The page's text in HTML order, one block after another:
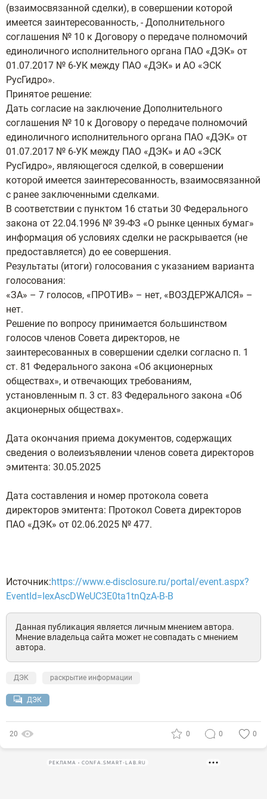
(взаимосвязанной сделки), в совершении которой
имеется заинтересованность, - Дополнительного
соглашения № 10 к Договору о передаче полномочий
единоличного исполнительного органа ПАО «ДЭК» от
01.07.2017 № 6-УК между ПАО «ДЭК» и АО «ЭСК
РусГидро».
Принятое решение:
Дать согласие на заключение Дополнительного
соглашения № 10 к Договору о передаче полномочий
единоличного исполнительного органа ПАО «ДЭК» от
01.07.2017 № 6-УК между ПАО «ДЭК» и АО «ЭСК
РусГидро», являющегося сделкой, в совершении
которой имеется заинтересованность, взаимосвязанной
с ранее заключенными сделками.
В соответствии с пунктом 16 статьи 30 Федерального
закона от 22.04.1996 № 39-ФЗ «О рынке ценных бумаг»
информация об условиях сделки не раскрывается (не
предоставляется) до ее совершения.
Результаты (итоги) голосования с указанием варианта
голосования:
«ЗА» – 7 голосов, «ПРОТИВ» – нет, «ВОЗДЕРЖАЛСЯ» –
нет.
Решение по вопросу принимается большинством
голосов членов Совета директоров, не
заинтересованных в совершении сделки согласно п. 1
ст. 81 Федерального закона «Об акционерных
обществах», и отвечающих требованиям,
установленным п. 3 ст. 83 Федерального закона «Об
акционерных обществах».
Дата окончания приема документов, содержащих
сведения о волеизъявлении членов совета директоров
эмитента: 30.05.2025
Дата составления и номер протокола совета
директоров эмитента: Протокол Совета директоров
ПАО «ДЭК» от 02.06.2025 № 477.
Источник:https://www.e-disclosure.ru/portal/event.aspx?
EventId=IexAscDWeUC3E0ta1tnQzA-B-B
Данная публикация является личным мнением автора.
Мнение владельца сайта может не совпадать с мнением
автора.
ДЭК раскрытие информации
ДЭК
20 0 0 0
РЕКЛАМА • CONFA.SMART-LAB.RU